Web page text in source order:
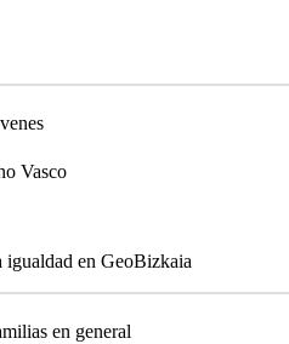
Vasco
igualdad en GeoBizkaia
en general